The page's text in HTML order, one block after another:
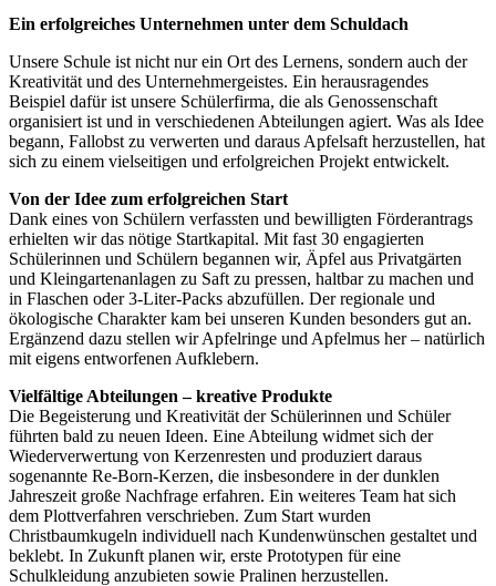
Ein erfolgreiches Unternehmen unter dem Schuldach
Unsere Schule ist nicht nur ein Ort des Lernens, sondern auch der
Kreativität und des Unternehmergeistes. Ein herausragendes
Beispiel dafür ist unsere Schülerfirma, die als Genossenschaft
organisiert ist und in verschiedenen Abteilungen agiert. Was als Idee
begann, Fallobst zu verwerten und daraus Apfelsaft herzustellen, hat
sich zu einem vielseitigen und erfolgreichen Projekt entwickelt.
Von der Idee zum erfolgreichen Start
Dank eines von Schülern verfassten und bewilligten Förderantrags
erhielten wir das nötige Startkapital. Mit fast 30 engagierten
Schülerinnen und Schülern begannen wir, Äpfel aus Privatgärten
und Kleingartenanlagen zu Saft zu pressen, haltbar zu machen und
in Flaschen oder 3-Liter-Packs abzufüllen. Der regionale und
ökologische Charakter kam bei unseren Kunden besonders gut an.
Ergänzend dazu stellen wir Apfelringe und Apfelmus her – natürlich
mit eigens entworfenen Aufklebern.
Vielfältige Abteilungen – kreative Produkte
Die Begeisterung und Kreativität der Schülerinnen und Schüler
führten bald zu neuen Ideen. Eine Abteilung widmet sich der
Wiederverwertung von Kerzenresten und produziert daraus
sogenannte Re-Born-Kerzen, die insbesondere in der dunklen
Jahreszeit große Nachfrage erfahren. Ein weiteres Team hat sich
dem Plottverfahren verschrieben. Zum Start wurden
Christbaumkugeln individuell nach Kundenwünschen gestaltet und
beklebt. In Zukunft planen wir, erste Prototypen für eine
Schulkleidung anzubieten sowie Pralinen herzustellen.